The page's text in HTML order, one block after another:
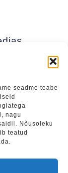
seadme teabe
nagu
Nõusoleku
teatud
(uued
liituda